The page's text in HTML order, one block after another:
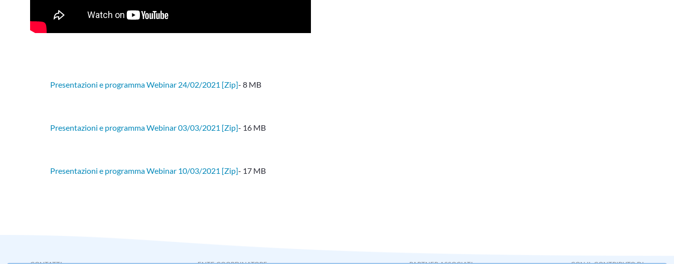
Presentazioni e programma Webinar 24/02/2021 [Zip]- 8 MB
Presentazioni e programma Webinar 03/03/2021 [Zip]- 16 MB
Presentazioni e programma Webinar 10/03/2021 [Zip]- 17 MB